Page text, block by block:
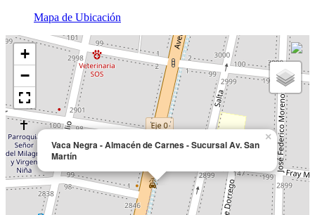
Mapa de Ubicación
Vaca Negra - Almacén de Carnes - Sucursal Av. San
Martín
×
+
−